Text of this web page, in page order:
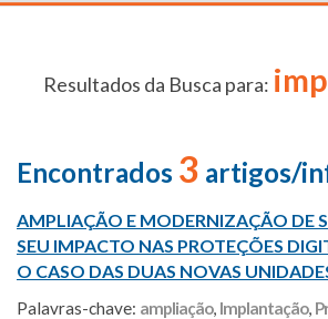
Resultados da Busca para:
Encontrados 3 artigos/
AMPLIAÇÃO E MODERNIZAÇÃO DE
SEU IMPACTO NAS PROTEÇÕES
O CASO DAS DUAS NOVAS
Palavras-chave: ampliação, Implantação,